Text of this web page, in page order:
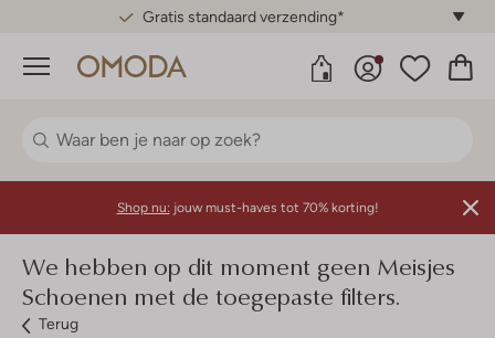
Gratis standaard verzending*
Menu
Shop nu: jouw must-haves tot 70% korting!
We hebben op dit moment geen Meisjes
Schoenen met de toegepaste filters.
Terug